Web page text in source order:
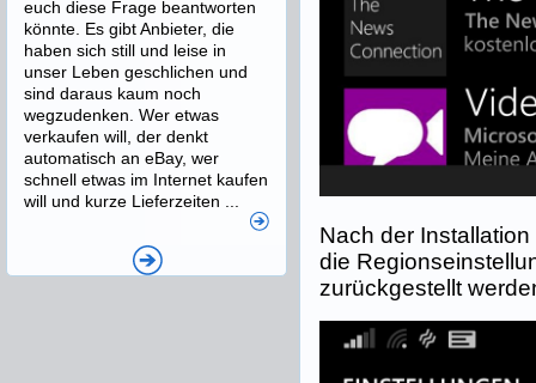
Nach der
die
zurückgestellt
euch diese Frage beantworten
könnte. Es gibt Anbieter, die
haben sich still und leise in
unser Leben geschlichen und
sind daraus kaum noch
wegzudenken. Wer etwas
verkaufen will, der denkt
automatisch an eBay, wer
schnell etwas im Internet kaufen
will und kurze Lieferzeiten ...